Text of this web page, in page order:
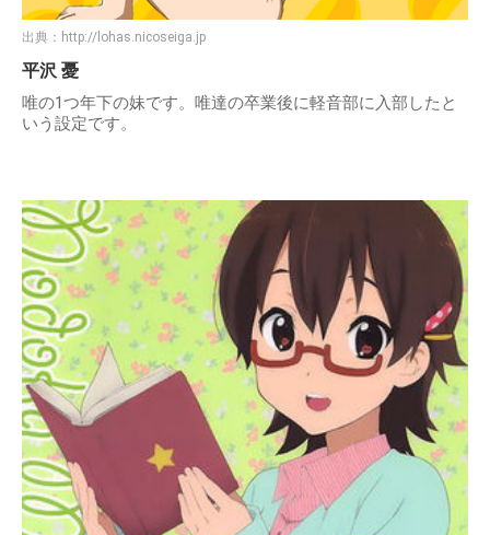
出典： http://lohas.nicoseiga.jp
平沢 憂
唯の1つ年下の妹です。唯達の卒業後に軽音部に入部したと
いう設定です。